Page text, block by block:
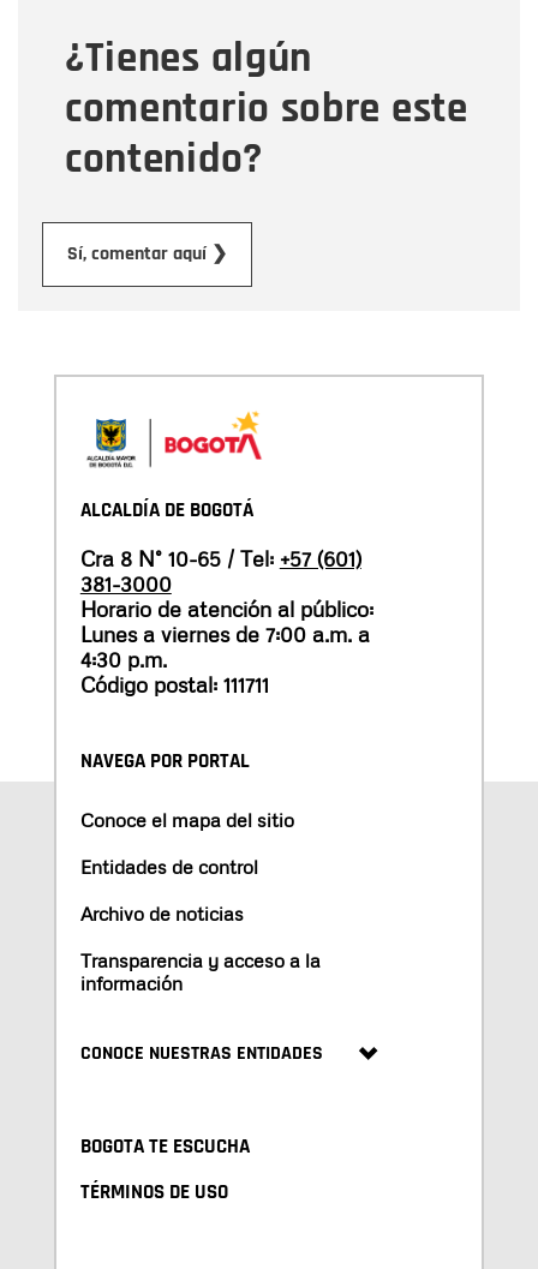
¿Tienes algún
comentario sobre este
contenido?
Sí, comentar aquí ❯
Mensaje
ALCALDÍA DE BOGOTÁ
Cra 8 N° 10-65 / Tel: +57 (601)
381-3000
Horario de atención al público:
Lunes a viernes de 7:00 a.m. a
4:30 p.m.
Código postal: 111711
NAVEGA POR PORTAL
Conoce el mapa del sitio
Entidades de control
Archivo de noticias
Transparencia y acceso a la
información
CONOCE NUESTRAS ENTIDADES
BOGOTA TE ESCUCHA
TÉRMINOS DE USO